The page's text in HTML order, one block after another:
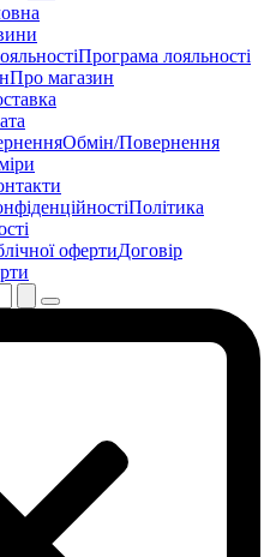
Програма лояльності
Про магазин
Обмін/Повернення
Політика
Договір